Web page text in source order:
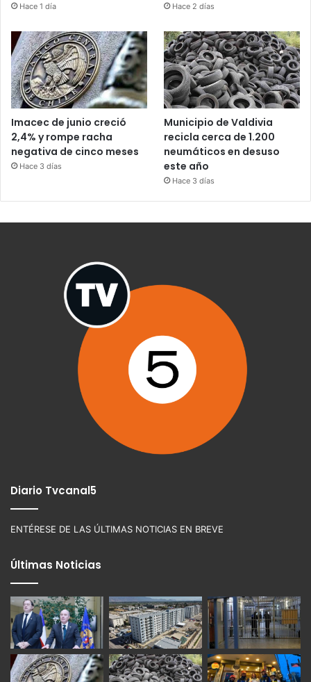
Hace 1 día Hace 2 días
Imacec de junio creció
2,4% y rompe racha
negativa de cinco meses
Hace 3 días
Municipio de Valdivia
recicla cerca de 1.200
neumáticos en desuso
este año
Hace 3 días
Diario Tvcanal5
ENTÉRESE DE LAS ÚLTIMAS NOTICIAS EN BREVE
Últimas Noticias